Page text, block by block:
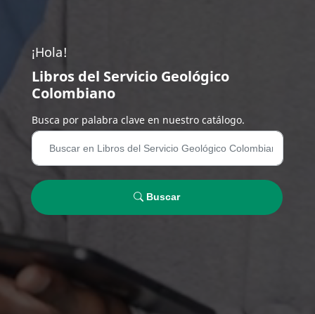
¡Hola!
Libros del Servicio Geológico
Colombiano
Busca por palabra clave en nuestro catálogo.
Buscar